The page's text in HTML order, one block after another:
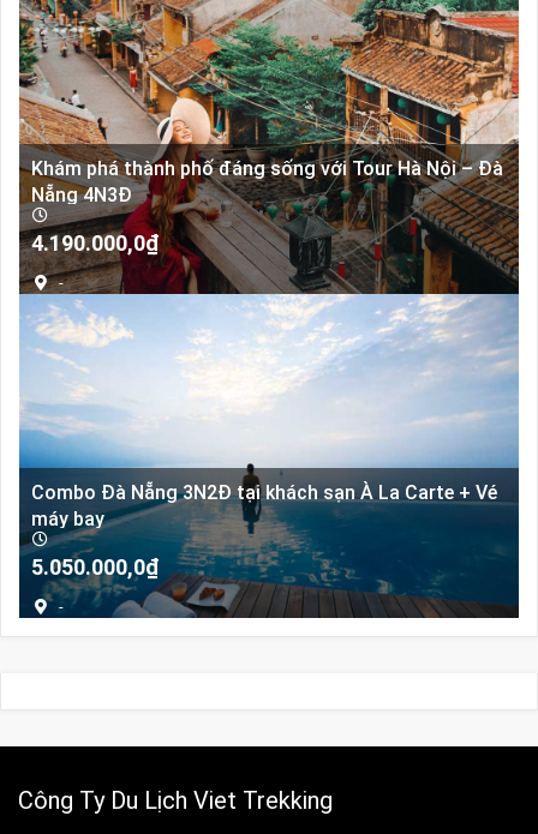
Khám phá thành phố đáng sống với Tour Hà Nội – Đà
Nẵng 4N3Đ
4.190.000,0₫
-
Combo Đà Nẵng 3N2Đ tại khách sạn À La Carte + Vé
máy bay
5.050.000,0₫
-
Công Ty Du Lịch Viet Trekking